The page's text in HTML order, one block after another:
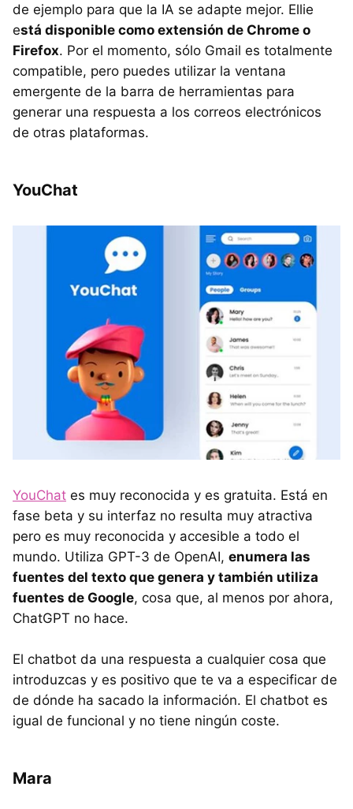
de ejemplo para que la IA se adapte mejor. Ellie
está disponible como extensión de Chrome o
Firefox. Por el momento, sólo Gmail es totalmente
compatible, pero puedes utilizar la ventana
emergente de la barra de herramientas para
generar una respuesta a los correos electrónicos
de otras plataformas.
YouChat
YouChat es muy reconocida y es gratuita. Está en
fase beta y su interfaz no resulta muy atractiva
pero es muy reconocida y accesible a todo el
mundo. Utiliza GPT-3 de OpenAI, enumera las
fuentes del texto que genera y también utiliza
fuentes de Google, cosa que, al menos por ahora,
ChatGPT no hace.
El chatbot da una respuesta a cualquier cosa que
introduzcas y es positivo que te va a especificar de
de dónde ha sacado la información. El chatbot es
igual de funcional y no tiene ningún coste.
Mara